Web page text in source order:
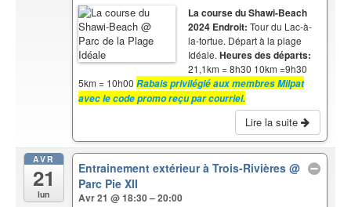
La course du Shawi-Beach
2024 Endroit: Tour du Lac-à-
la-tortue. Départ à la plage
Idéale. Heures des départs:
21,1km = 8h30 10km =9h30
5km = 10h00Rabais privilégié aux membres Milpat
avec le code promo reçu par courriel.
Lire la suite
AVR
21
lun
Entrainement extérieur à Trois-Rivières@
Parc Pie XII
Avr 21 @ 18:30 – 20:00